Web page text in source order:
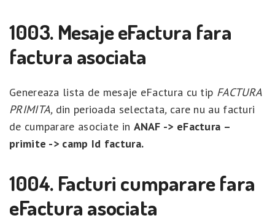
1003. Mesaje eFactura fara
factura asociata
Genereaza lista de mesaje eFactura cu tip FACTURA
PRIMITA, din perioada selectata, care nu au facturi
de cumparare asociate in ANAF -> eFactura –
primite -> camp Id factura.
1004. Facturi cumparare fara
eFactura asociata